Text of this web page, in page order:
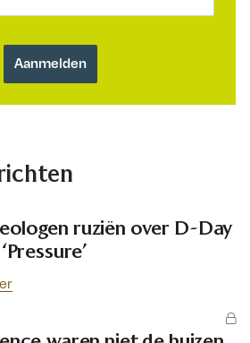
ruziën over D-Day